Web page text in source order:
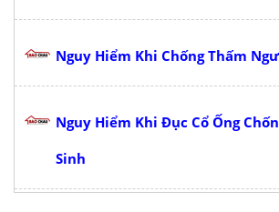
Nguy Hiểm Khi Chống Thấm
Nguy Hiểm Khi Đục Cổ Ống
Sinh